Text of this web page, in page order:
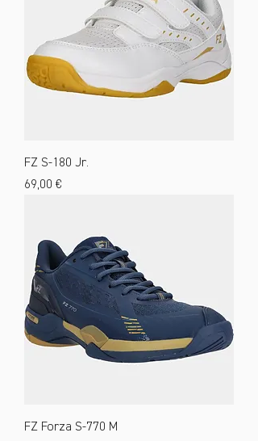
FZ S-180 Jr.
Preis
69,00 €
FZ Forza S-770 M